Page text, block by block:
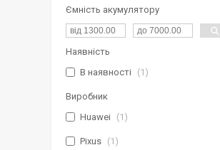
Ємність акумулятору
Наявність
В наявності
1
Виробник
Huawei
1
Pixus 1